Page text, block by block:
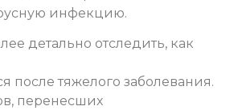
инфекцию.
детально отследить, как
после тяжелого заболевания.
перенесших